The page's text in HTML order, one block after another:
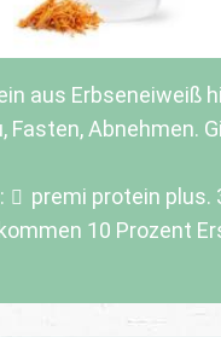
aus Erbseneiweiß
Fasten, Abnehmen.
premi protein plus.
10 Prozent